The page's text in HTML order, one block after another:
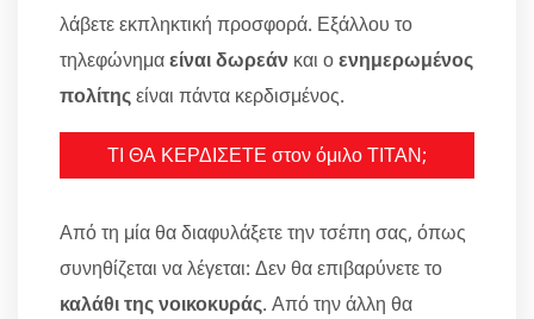
λάβετε εκπληκτική προσφορά. Εξάλλου το
τηλεφώνημαείναι δωρεάν και οενημερωμένος
πολίτηςείναι πάντα κερδισμένος.
ΤΙ ΘΑ ΚΕΡΔΙΣΕΤΕ στον όμιλο ΤΙΤΑΝ;
Από τη μία θα διαφυλάξετε την τσέπη σας, όπως
συνηθίζεται να λέγεται: Δεν θα επιβαρύνετε το
καλάθι της νοικοκυράς. Από την άλλη θα